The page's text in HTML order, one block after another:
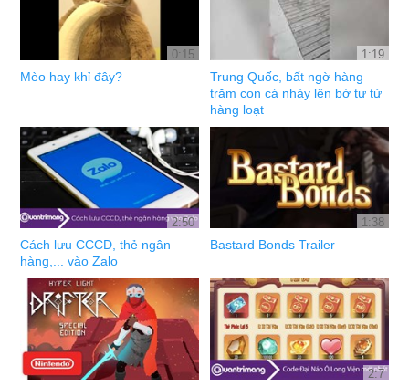
0:15
Mèo hay khỉ đây?
1:19
Trung Quốc, bất ngờ hàng
trăm con cá nhảy lên bờ tự tử
hàng loạt
2:50
Cách lưu CCCD, thẻ ngân
hàng,... vào Zalo
1:38
Bastard Bonds Trailer
2:7